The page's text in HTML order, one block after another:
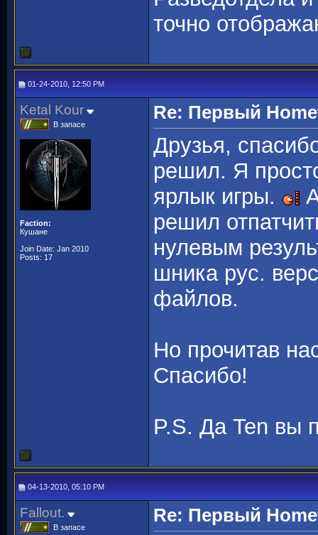
точно
01-24-2010, 12:50 PM
Ketal Kour
В запасе
Faction:
Кушане
Join Date: Jan 2010
Posts: 17
Re: Первый
Друзья,
решил. Я
ярлык игры.
решил
нулевым
шника рус.
файлов.
Но прочитав
Спасибо!
P.S. Да Ten вы
04-13-2010, 05:10 PM
Fallout.
В запасе
Re: Первый